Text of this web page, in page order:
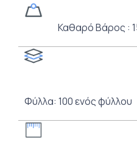
Καθαρό Βάρος :
Φύλλα: 100 ενός φύλλου